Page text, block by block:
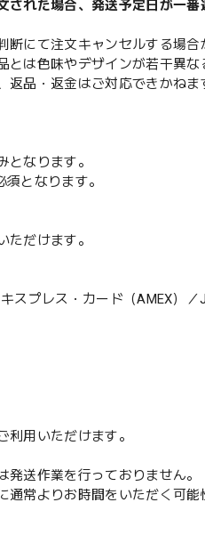
された場合、発送予定日が一
断にて注文キャンセルする場合
とは色味やデザインが若干異な
返品・返金はご対応できかねま
となります。
となります。
ただけます。
プレス・カード（AMEX）／
利用いただけます。
送作業を行っておりません。
常よりお時間をいただく可能